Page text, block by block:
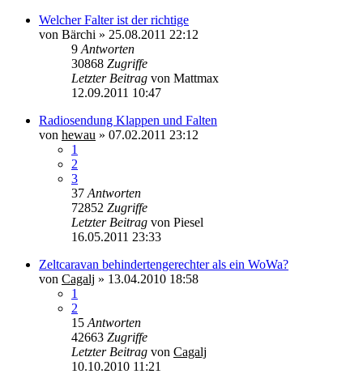
Welcher Falter ist der richtige
von Bärchi » 25.08.2011 22:12
9 Antworten
30868 Zugriffe
Letzter Beitrag von Mattmax
12.09.2011 10:47
Radiosendung Klappen und Falten
von hewau » 07.02.2011 23:12
1
2
3
37 Antworten
72852 Zugriffe
Letzter Beitrag von Piesel
16.05.2011 23:33
Zeltcaravan behindertengerechter als ein WoWa?
von Cagalj » 13.04.2010 18:58
1
2
15 Antworten
42663 Zugriffe
Letzter Beitrag von Cagalj
10.10.2010 11:21